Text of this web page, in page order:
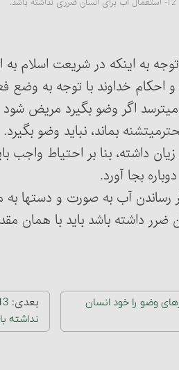
: با توجه به اینکه در شریعت
و احکام خداوند با توجه به
می‏ترسد اگر وضو بگیرد مریض
بماند، نباید وضو
داشته، بنا بر احتیاط واجب
بجا آورد.
: اگر رساندن آب به صورت و
ضرر داشته باشد باید با همان
وضو را خود انسان
بعدی:
نداشته